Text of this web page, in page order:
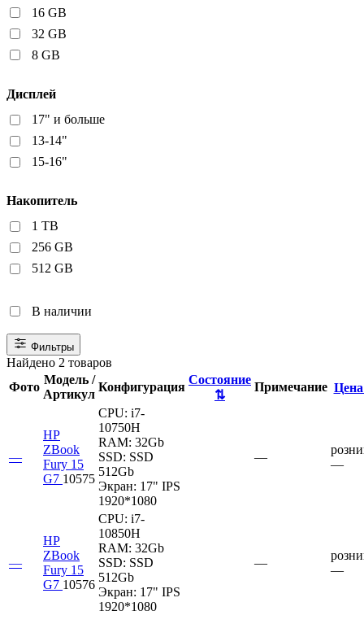
16 GB
32 GB
8 GB
Дисплей
17" и больше
13-14"
15-16"
Накопитель
1 TB
256 GB
512 GB
В наличии
Фильтры
Найдено 2 товаров
Фото
Модель /
Артикул
Конфигурация
Состояние
⇅
Примечание
—
HP
ZBook
Fury 15
G7 10575
CPU: i7-
10750H
RAM: 32Gb
SSD: SSD
512Gb
Экран: 17" IPS
1920*1080
—
—
—
HP
ZBook
Fury 15
G7 10576
CPU: i7-
10850H
RAM: 32Gb
SSD: SSD
512Gb
Экран: 17" IPS
1920*1080
—
—